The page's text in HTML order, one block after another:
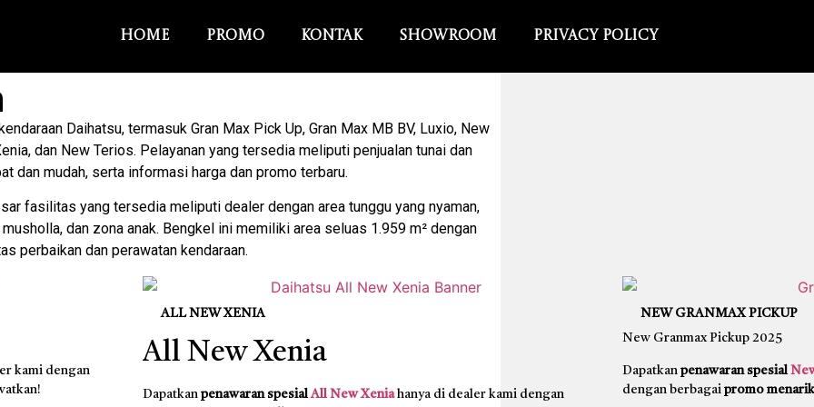
Home Promo Kontak Showroom Privacy Policy
Daihatsu, termasuk Gran Max Pick Up, Gran Max MB BV, Luxio, New
dan New Terios. Pelayanan yang tersedia meliputi penjualan tunai dan
dan mudah, serta informasi harga dan promo terbaru.
fasilitas yang tersedia meliputi dealer dengan area tunggu yang nyaman,
dan zona anak. Bengkel ini memiliki area seluas 1.959 m² dengan
perbaikan dan perawatan kendaraan.
kami dengan
ALL NEW XENIA
All New Xenia
Dapatkanpenawaran spesial All New Xeniahanya di dealer kami dengan
NEW GRANMAX PICKUP
New Granmax Pickup 2025
Dapatkanpenawaran spesial
dengan berbagaipromo